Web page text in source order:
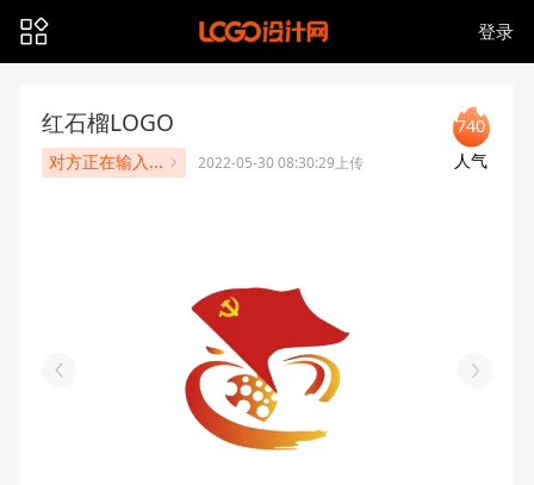
登录
红石榴LOGO
对方正在输入... 2022-05-30 08:30:29上传
740
人气